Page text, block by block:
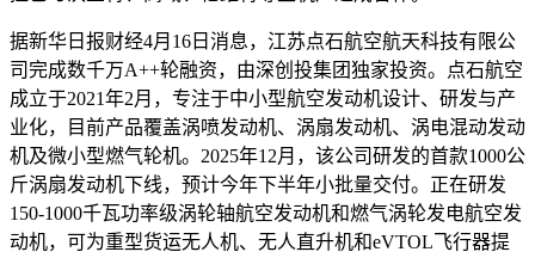
据新华日报财经4月16日消息，江苏点石航空航天科技有限公
司完成数千万A++轮融资，由深创投集团独家投资。点石航空
成立于2021年2月，专注于中小型航空发动机设计、研发与产
业化，目前产品覆盖涡喷发动机、涡扇发动机、涡电混动发动
机及微小型燃气轮机。2025年12月，该公司研发的首款1000公
斤涡扇发动机下线，预计今年下半年小批量交付。正在研发
150-1000千瓦功率级涡轮轴航空发动机和燃气涡轮发电航空发
动机，可为重型货运无人机、无人直升机和eVTOL飞行器提